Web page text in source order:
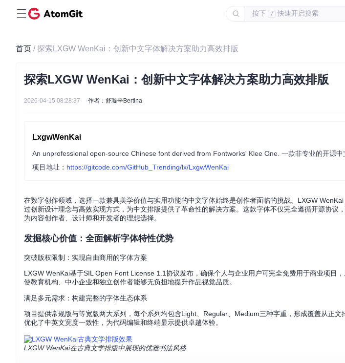
按下 / 快速开启搜索
首页 / 探索LXGW WenKai：创新中文字体解决方案助力高效排版
探索LXGW WenKai：创新中文字体解决方案助力高效排版
2026-04-15 08:28:37 作者：舒璇辛Bertina
LxgwWenKai
项目地址： https://gitcode.com/GitHub_Trending/lx/LxgwWenKai
在数字创作领域，选择一款兼具美学价值与实用功能的中文字体始终是创作者面临的挑战。LXGW
过创新设计理念与高效实现方式，为中文排版提供了革命性的解决方案。这款字体不仅完全遵循开源协议
为内容创作者、设计师和开发者的理想选择。
发掘核心价值：全面解析字体特性优势
突破版权限制：实现自由商用的字体方案
LXGW WenKai基于SIL Open Font License 1.1协议发布，确保个人与企业用户可完全免费用于商业项目
使教育机构、中小企业和独立创作者能够无负担地提升作品视觉品质。
满足多元需求：构建完整的字体生态体系
项目提供常规版与等宽版两大系列，每个系列均包含Light、Regular、Medium三种字重，形成覆盖从正文
优化了中英文宽度一致性，为代码编辑和终端显示提供卓越体验。
LXGW WenKai在古典文学排版中展现的优雅书法风格